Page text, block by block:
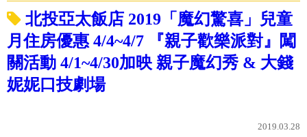
北投亞太飯店 2019「魔幻驚喜」兒童
月住房優惠 4/4~4/7 『親子歡樂派對』闖
關活動 4/1~4/30加映 親子魔幻秀 & 大錢
妮妮口技劇場
2019.03.28